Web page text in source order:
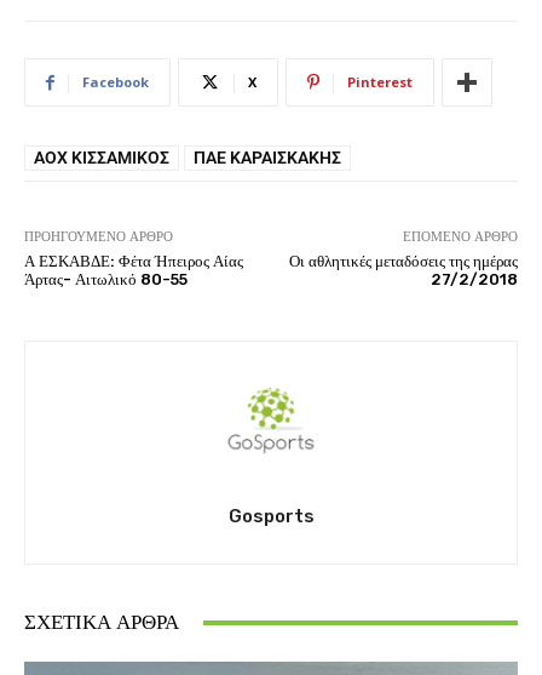
Facebook X Pinterest
ΑΟΧ ΚΙΣΣΑΜΙΚΌΣ ΠΑΕ ΚΑΡΑΙΣΚΆΚΗΣ
ΠΡΟΗΓΟΎΜΕΝΟ ΆΡΘΡΟ
Α ΕΣΚΑΒΔΕ: Φέτα Ήπειρος Αίας
Άρτας- Αιτωλικό 80-55
ΕΠΌΜΕΝΟ ΆΡΘΡΟ
Οι αθλητικές μεταδόσεις της ημέρας
27/2/2018
Gosports
ΣΧΕΤΙΚΆ ΆΡΘΡΑ